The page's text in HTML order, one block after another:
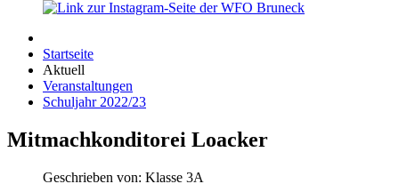
Startseite
Aktuell
Veranstaltungen
Schuljahr 2022/23
Mitmachkonditorei Loacker
Geschrieben von: Klasse 3A